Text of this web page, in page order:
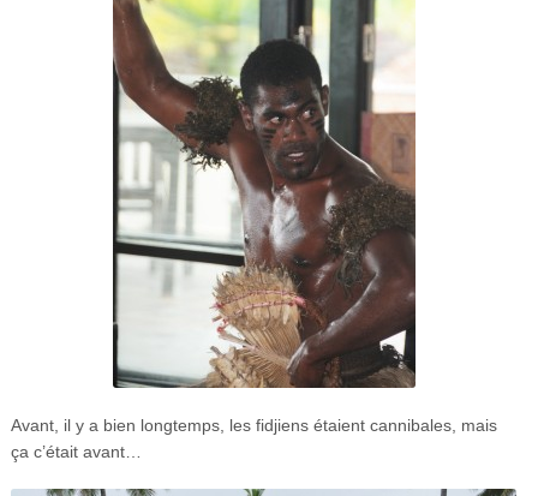
Avant, il y a bien longtemps, les fidjiens étaient cannibales, mais
ça c’était avant…